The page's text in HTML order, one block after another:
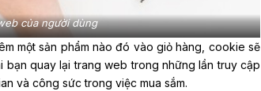
của người dùng
một sản phẩm nào đó vào giỏ hàng, cookie sẽ
bạn quay lại trang web trong những lần truy cập
và công sức trong việc mua sắm.